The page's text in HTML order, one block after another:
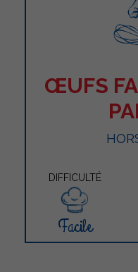
ŒUFS
DIFFICULTÉ
Facile